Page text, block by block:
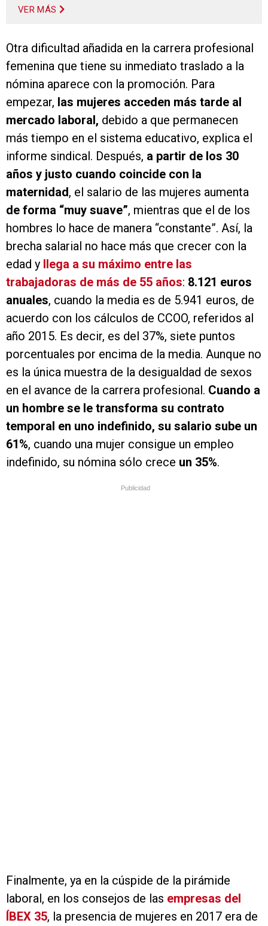
VER MÁS
Otra dificultad añadida en la carrera profesional
femenina que tiene su inmediato traslado a la
nómina aparece con la promoción. Para
empezar, las mujeres acceden más tarde al
mercado laboral, debido a que permanecen
más tiempo en el sistema educativo, explica el
informe sindical. Después, a partir de los 30
años y justo cuando coincide con la
maternidad, el salario de las mujeres aumenta
de forma “muy suave”, mientras que el de los
hombres lo hace de manera “constante”. Así, la
brecha salarial no hace más que crecer con la
edad y llega a su máximo entre las
trabajadoras de más de 55 años: 8.121 euros
anuales, cuando la media es de 5.941 euros, de
acuerdo con los cálculos de CCOO, referidos al
año 2015. Es decir, es del 37%, siete puntos
porcentuales por encima de la media. Aunque no
es la única muestra de la desigualdad de sexos
en el avance de la carrera profesional. Cuando a
un hombre se le transforma su contrato
temporal en uno indefinido, su salario sube un
61%, cuando una mujer consigue un empleo
indefinido, su nómina sólo crece un 35%.
Publicidad
Finalmente, ya en la cúspide de la pirámide
laboral, en los consejos de las empresas del
ÍBEX 35, la presencia de mujeres en 2017 era de